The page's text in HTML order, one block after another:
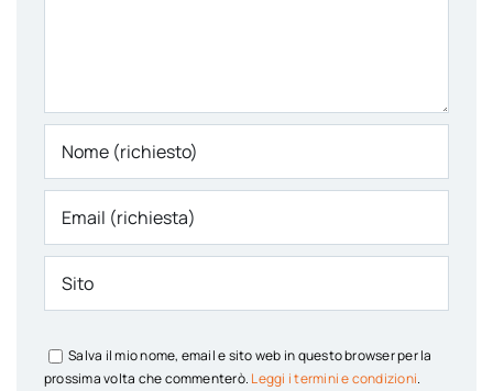
Salva il mio nome, email e sito web in questo browser per la
prossima volta che commenterò. Leggi i termini e condizioni.